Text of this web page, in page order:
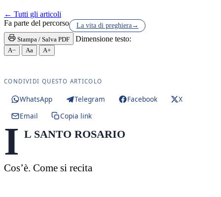
← Tutti gli articoli
Fa parte del percorso
La vita di preghiera→
Stampa / Salva PDF
Dimensione testo:
A− Aa A+
CONDIVIDI QUESTO ARTICOLO
WhatsApp Telegram Facebook
X
Email
Copia link
I L SANTO ROSARIO
Cos’è. Come si recita